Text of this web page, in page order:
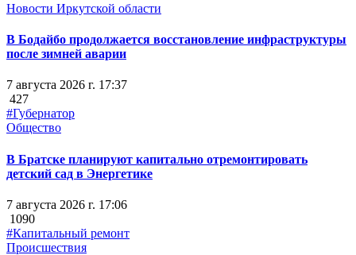
Новости Иркутской области
В Бодайбо продолжается восстановление инфраструктуры
после зимней аварии
7 августа 2026 г. 17:37
427
#Губернатор
Общество
В Братске планируют капитально отремонтировать
детский сад в Энергетике
7 августа 2026 г. 17:06
1090
#Капитальный ремонт
Происшествия